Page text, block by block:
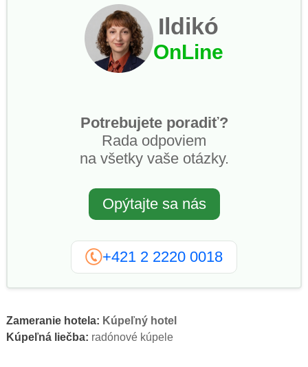
Ildikó
OnLine
Potrebujete poradiť?
Rada odpoviem
na všetky vaše otázky.
Opýtajte sa nás
+421 2 2220 0018
Zameranie hotela: Kúpeľný hotel
Kúpeľná liečba: radónové kúpele